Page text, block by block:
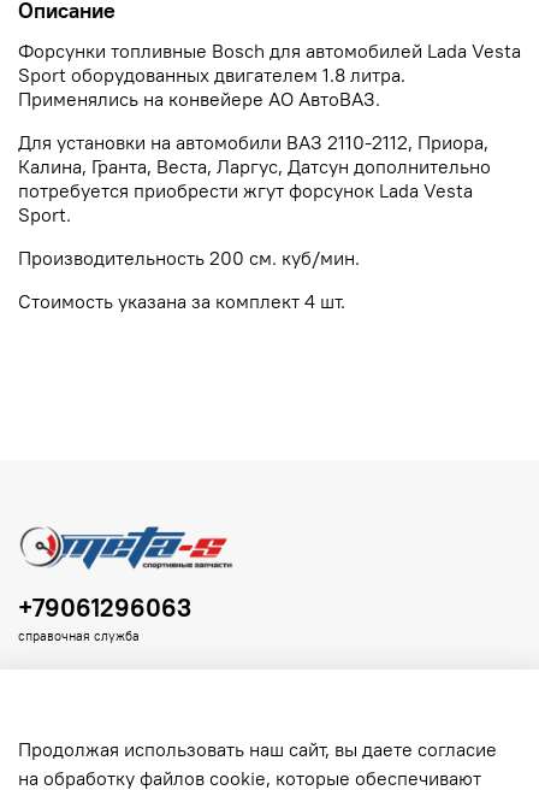
Описание
Форсунки топливные Bosch для автомобилей Lada Vesta
Sport оборудованных двигателем 1.8 литра.
Применялись на конвейере АО АвтоВАЗ.
Для установки на автомобили ВАЗ 2110-2112, Приора,
Калина, Гранта, Веста, Ларгус, Датсун дополнительно
потребуется приобрести жгут форсунок Lada Vesta
Sport.
Производительность 200 см. куб/мин.
Стоимость указана за комплект 4 шт.
+79061296063
справочная служба
Продолжая использовать наш сайт, вы даете согласие
на обработку файлов cookie, которые обеспечивают